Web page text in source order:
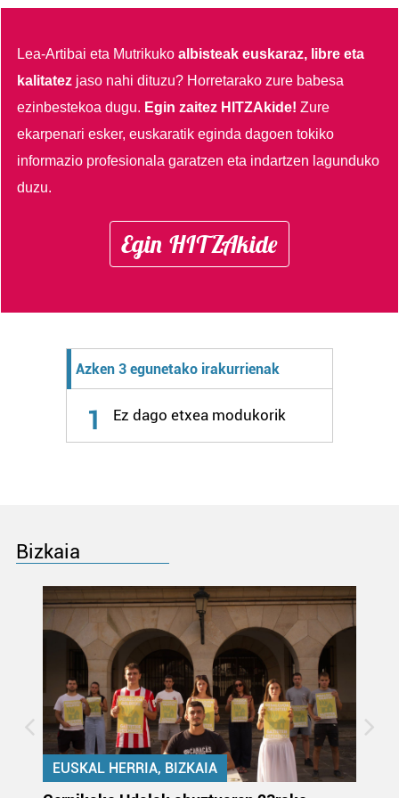
Lea-Artibai eta Mutrikukoalbisteak euskaraz, libre eta
kalitatez jaso nahi dituzu? Horretarako zure babesa
ezinbestekoa dugu. Egin zaitez HITZAkide!Zure
ekarpenari esker, euskaratik eginda dagoen tokiko
informazio profesionala garatzen eta indartzen lagunduko
duzu.
Egin HITZAkide
Azken 3 egunetako irakurrienak
1 Ez dago etxea modukorik
Bizkaia
EUSKAL HERRIA, BIZKAIA